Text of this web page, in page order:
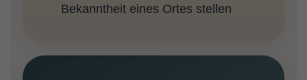
Bekanntheit eines Ortes stellen